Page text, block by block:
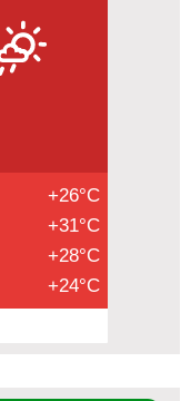
+26°C
+31°C
+28°C
+24°C